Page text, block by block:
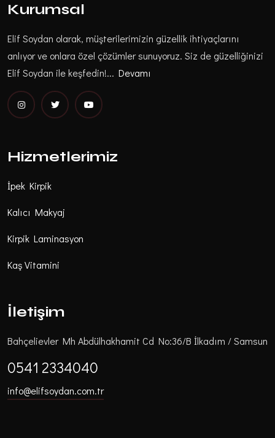
Kurumsal
Elif Soydan olarak, müşterilerimizin güzellik ihtiyaçlarını
anlıyor ve onlara özel çözümler sunuyoruz. Siz de güzelliğinizi
Elif Soydan ile keşfedin!... Devamı
Hizmetlerimiz
İpek Kirpik
Kalıcı Makyaj
Kirpik Laminasyon
Kaş Vitamini
İletişim
Bahçelievler Mh Abdülhakhamit Cd No:36/B İlkadım / Samsun
0541 2334040
info@elifsoydan.com.tr